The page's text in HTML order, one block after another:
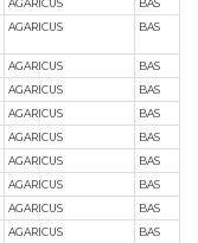
AGARICUS
BAS
AGARICUS BAS
AGARICUS
BAS
AGARICUS
BAS
AGARICUS
BAS
AGARICUS
BAS
AGARICUS
BAS
AGARICUS
BAS
AGARICUS
BAS
AGARICUS
BAS